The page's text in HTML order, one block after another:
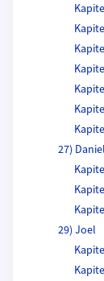
27) Daniel
29) Joel